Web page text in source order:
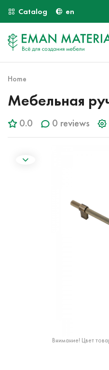
Catalog en
Home
Мебельная
0.0 0 reviews
Внимание! Цвет